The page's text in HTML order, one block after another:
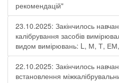
рекомендацій"
23.10.2025: Закінчилось
калібрування засобів
видом вимірювань: L, М, Т,
22.10.2025: Закінчилось
встановлення